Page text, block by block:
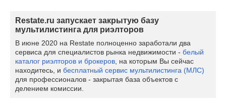
Restate.ru запускает закрытую базу
мультилистинга для риэлторов
В июне 2020 на Restate полноценно заработали два
сервиса для специалистов рынка недвижимости - белый
каталог риэлторов и брокеров , на которым Вы сейчас
находитесь, и бесплатный сервис мультилистинга (МЛС)
для профессионалов - закрытая база объектов с
делением комиссии.